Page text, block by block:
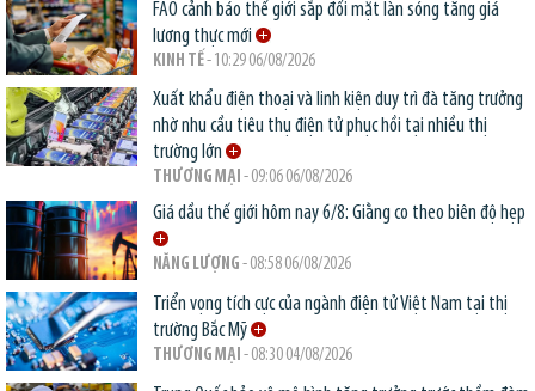
FAO cảnh báo thế giới sắp đối mặt làn sóng tăng giá
lương thực mới
KINH TẾ- 10:29 06/08/2026
Xuất khẩu điện thoại và linh kiện duy trì đà tăng trưởng
nhờ nhu cầu tiêu thụ điện tử phục hồi tại nhiều thị
trường lớn
THƯƠNG MẠI - 09:06 06/08/2026
Giá dầu thế giới hôm nay 6/8: Giằng co theo biên độ hẹp
NĂNG LƯỢNG - 08:58 06/08/2026
Triển vọng tích cực của ngành điện tử Việt Nam tại thị
trường Bắc Mỹ
THƯƠNG MẠI - 08:30 04/08/2026